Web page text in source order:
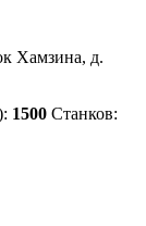
Хамзина, д.
1500 Станков: